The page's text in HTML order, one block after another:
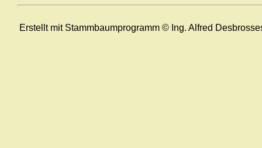
Erstellt mit Stammbaumprogramm © Ing. Alfred